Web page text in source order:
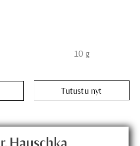
10 g
Tutustu nyt